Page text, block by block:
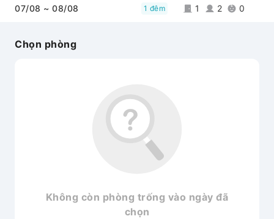
07/08 ~ 08/08 1 đêm 1 2 0
Chọn phòng
Không còn phòng trống vào ngày đã
chọn